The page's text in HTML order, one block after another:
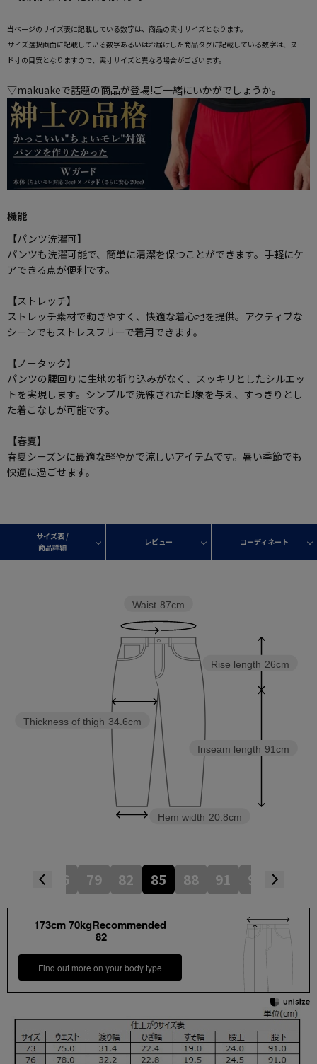
当ページのサイズ表に記載している数字は、商品の実寸サイズとなります。
サイズ選択画面に記載している数字あるいはお届けした商品タグに記載している数字は、ヌー
ド寸の目安となりますので、実寸サイズと異なる場合がございます。
▽makuakeで話題の商品が登場!ご一緒にいかがでしょうか。
機能
【パンツ洗濯可】
パンツも洗濯可能で、簡単に清潔を保つことができます。手軽にケ
アできる点が便利です。
【ストレッチ】
ストレッチ素材で動きやすく、快適な着心地を提供。アクティブな
シーンでもストレスフリーで着用できます。
【ノータック】
パンツの腰回りに生地の折り込みがなく、スッキリとしたシルエッ
トを実現します。シンプルで洗練された印象を与え、すっきりとし
た着こなしが可能です。
【春夏】
春夏シーズンに最適な軽やかで涼しいアイテムです。暑い季節でも
快適に過ごせます。
サイズ表 /
商品詳細
レビュー コーディネート
Inseam length 91cm
Rise length 26cm
Hem width 20.8cm
Thickness of thigh 34.6cm
Waist 87cm
76 79 82 85 88 91 94
173cm 70kgRecommended
82
Find out more on your body type